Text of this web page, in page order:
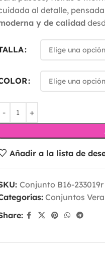
al detalle,
y de calidad
Añadir a la lista de
Conjunto B16-233019r
Conjuntos